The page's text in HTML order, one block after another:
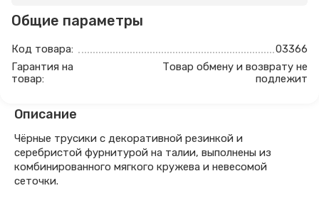
Общие параметры
Код товара:
03366
Гарантия на
товар:
Товар обмену и возврату не
подлежит
Описание
Чёрные трусики с декоративной резинкой и
серебристой фурнитурой на талии, выполнены из
комбинированного мягкого кружева и невесомой
сеточки.